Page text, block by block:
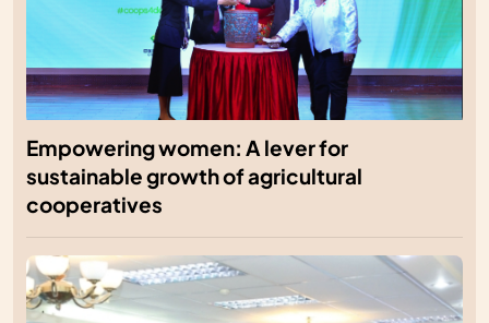
Empowering women: A lever for
sustainable growth of agricultural
cooperatives